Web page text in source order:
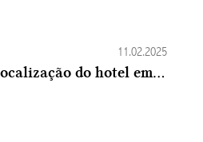
11.02.2025
Como escolher a localização do hotel em Foz do Iguaçu